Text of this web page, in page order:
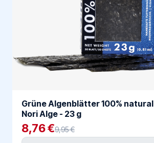
Grüne Algenblätter 100% natural - Kaltwasser
Nori Alge - 23 g
8,76 €9,95 €